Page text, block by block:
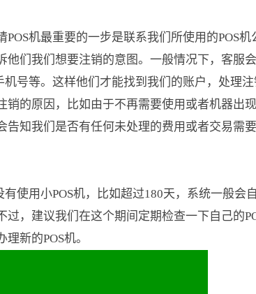
机最重要的一步是联系我们所使用的POS
他们我们想要注销的意图。一般情况下，客服
机号等。这样他们才能找到我们的账户，处理注
销的原因，比如由于不再需要使用或者机器出
告知我们是否有任何未处理的费用或者交易需
有使用小POS机，比如超过180天，系统一般会
过，建议我们在这个期间定期检查一下自己的
新的POS机。